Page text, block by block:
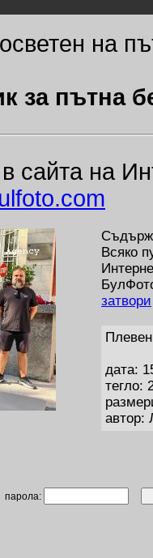
на
за пътна
сайта на
Всяко
затвори
дата:
тегло:
автор: